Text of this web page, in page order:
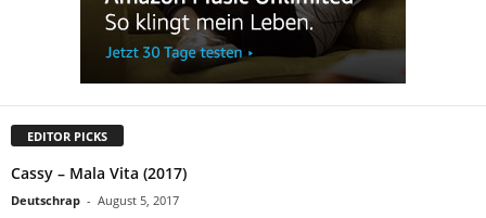
EDITOR PICKS
Cassy – Mala Vita (2017)
Deutschrap - August 5, 2017